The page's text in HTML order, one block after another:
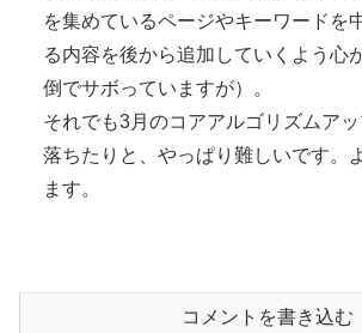
を集めているページやキーワードを
る内容を後から追加していくよう心
倒でサボっていますが）。
それでも3月のコアアルゴリズムア
落ちたりと、やっぱり難しいです。
ます。
コメントを書き込む